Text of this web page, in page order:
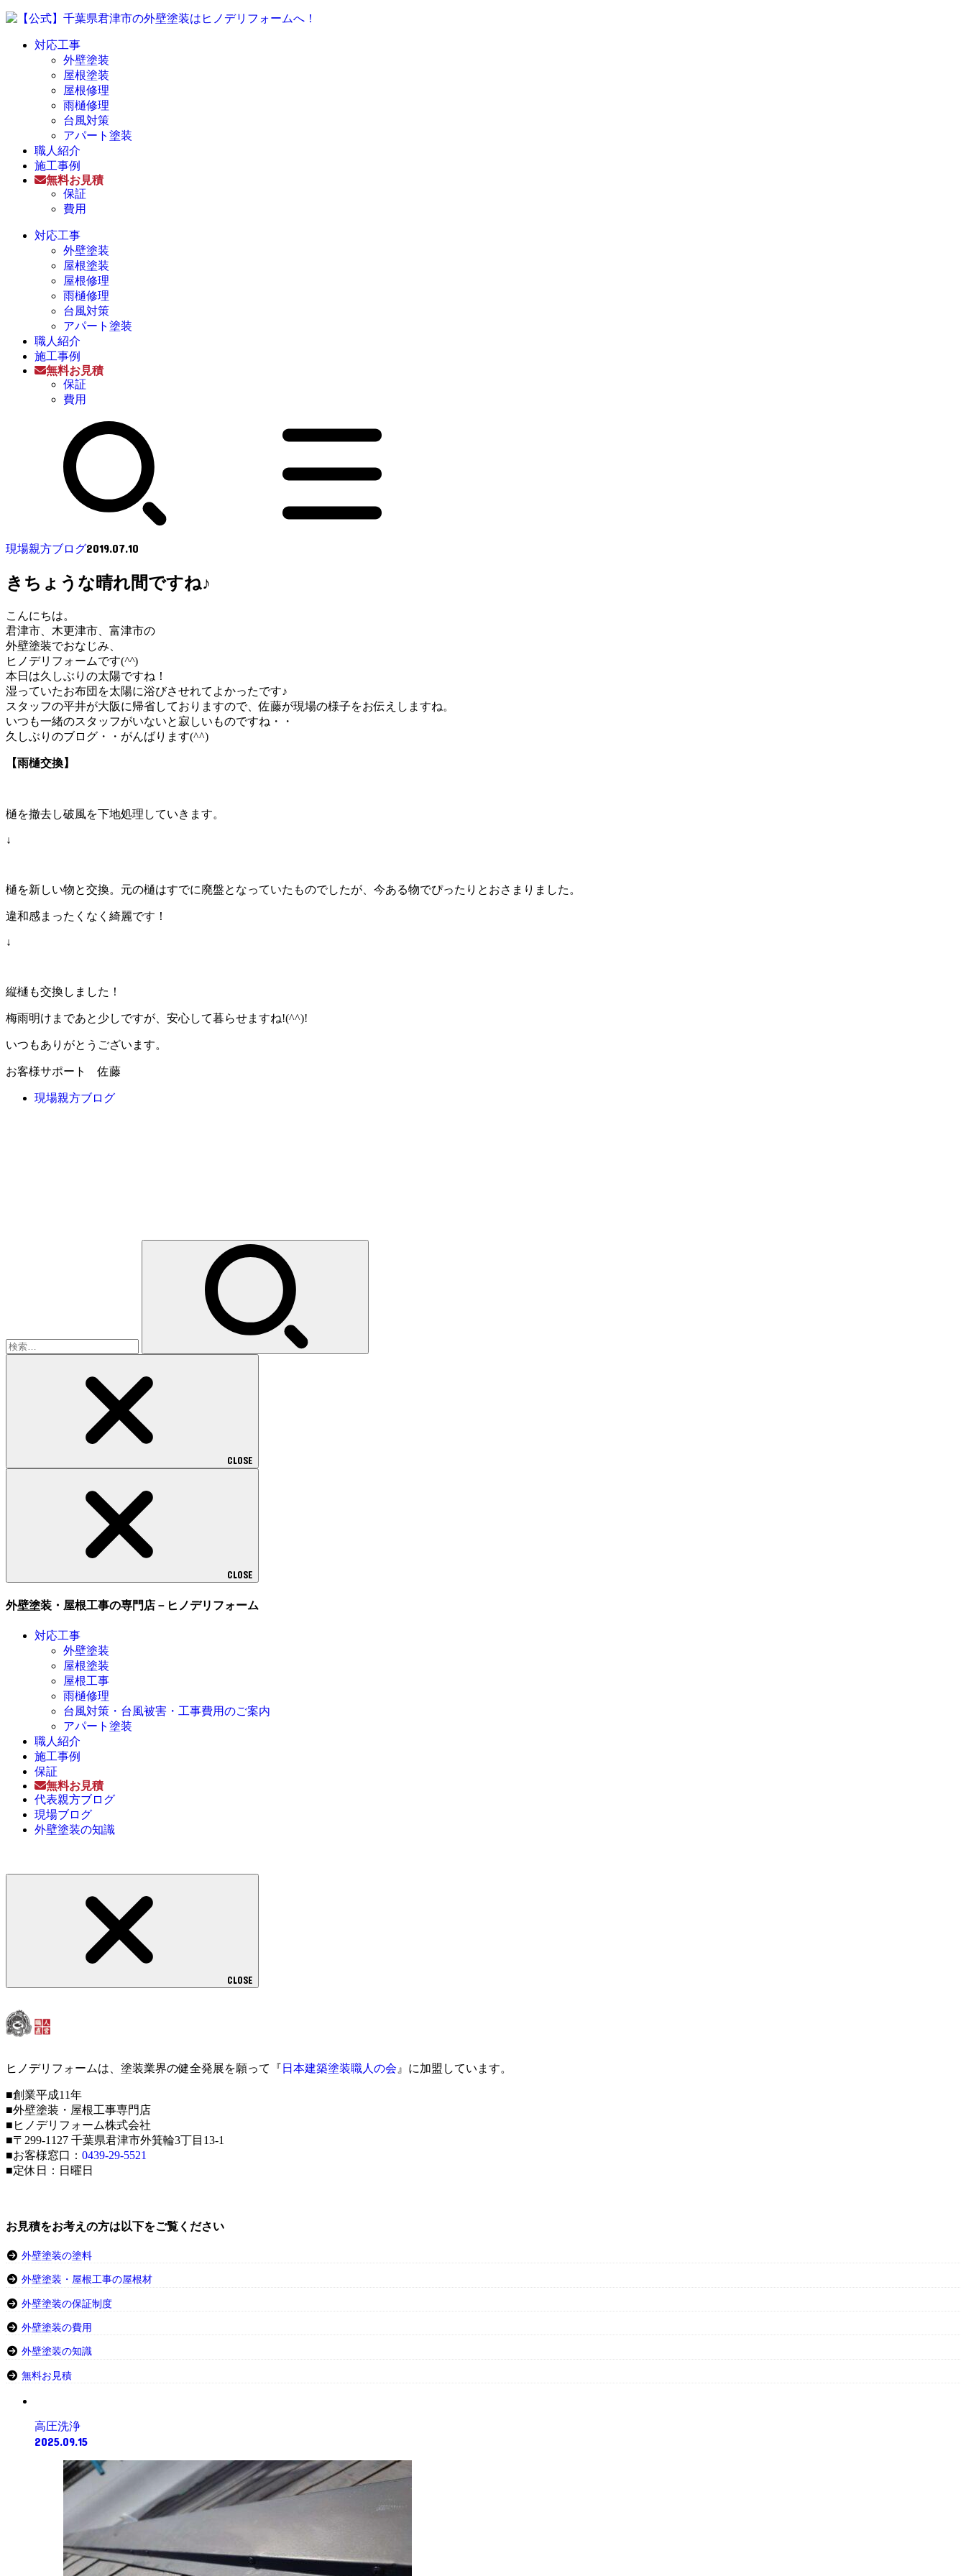
対応工事
外壁塗装
屋根塗装
屋根修理
雨樋修理
台風対策
アパート塗装
職人紹介
施工事例
無料お見積
保証
費用
対応工事
外壁塗装
屋根塗装
屋根修理
雨樋修理
台風対策
アパート塗装
職人紹介
施工事例
無料お見積
保証
費用
現場親方ブログ2019.07.10
きちょうな晴れ間ですね♪
こんにちは。
君津市、木更津市、富津市の
外壁塗装でおなじみ、
ヒノデリフォームです(^^)
本日は久しぶりの太陽ですね！
湿っていたお布団を太陽に浴びさせれてよかったです♪
スタッフの平井が大阪に帰省しておりますので、佐藤が現場の様子をお伝えしますね。
いつも一緒のスタッフがいないと寂しいものですね・・
久しぶりのブログ・・がんばります(^^)
【雨樋交換】
樋を撤去し破風を下地処理していきます。
↓
樋を新しい物と交換。元の樋はすでに廃盤となっていたものでしたが、今ある物でぴったりとおさまりました。
違和感まったくなく綺麗です！
↓
縦樋も交換しました！
梅雨明けまであと少しですが、安心して暮らせますね!(^^)!
いつもありがとうございます。
お客様サポート 佐藤
現場親方ブログ
CLOSE
CLOSE
外壁塗装・屋根工事の専門店－ヒノデリフォーム
対応工事
外壁塗装
屋根塗装
屋根工事
雨樋修理
台風対策・台風被害・工事費用のご案内
アパート塗装
職人紹介
施工事例
保証
無料お見積
代表親方ブログ
現場ブログ
外壁塗装の知識
CLOSE
ヒノデリフォームは、塗装業界の健全発展を願って『 日本建築塗装職人の会 』に加盟しています。
■創業平成11年
■外壁塗装・屋根工事専門店
■ヒノデリフォーム株式会社
■〒299-1127 千葉県君津市外箕輪3丁目13-1
■お客様窓口： 0439-29-5521
■定休日：日曜日
お見積をお考えの方は以下をご覧ください
外壁塗装の塗料
外壁塗装・屋根工事の屋根材
外壁塗装の保証制度
外壁塗装の費用
外壁塗装の知識
無料お見積
高圧洗浄
2025.09.15